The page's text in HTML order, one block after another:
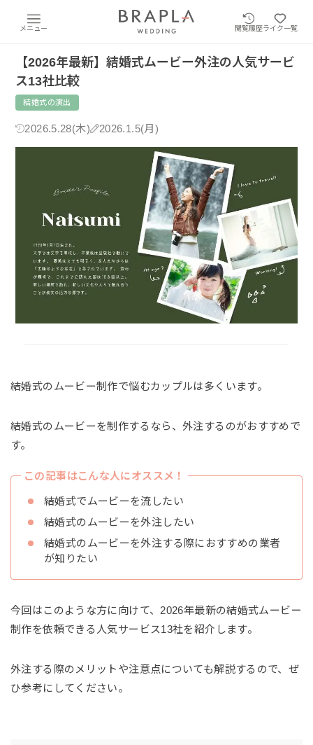
メニュー 閲覧履歴ライク一覧
【2026年最新】結婚式ムービー外注の人気サービ
ス13社比較
結婚式の演出
2026.5.28(木) 2026.1.5(月)
結婚式のムービー制作で悩むカップルは多くいます。
結婚式のムービーを制作するなら、外注するのがおすすめで
す。
この記事はこんな人にオススメ！
結婚式でムービーを流したい
結婚式のムービーを外注したい
結婚式のムービーを外注する際におすすめの業者
が知りたい
今回はこのような方に向けて、2026年最新の結婚式ムービー
制作を依頼できる人気サービス13社を紹介します。
外注する際のメリットや注意点についても解説するので、ぜ
ひ参考にしてください。